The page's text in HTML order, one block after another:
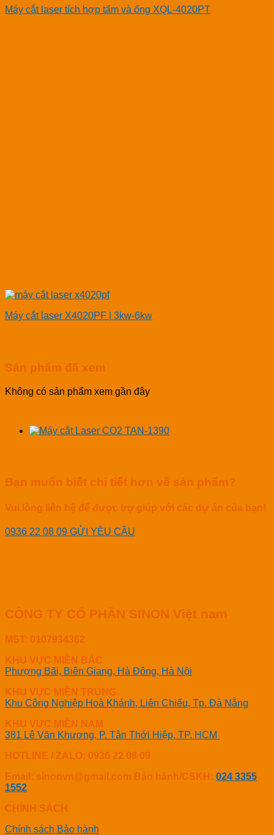
Máy cắt laser tích hợp tấm và ống XQL-4020PT
Máy cắt laser X4020PF | 3kw-6kw
Sản phẩm đã xem
Không có sản phẩm xem gần đây
Bạn muốn biết chi tiết hơn về sản phẩm?
Vui lòng liên hệ để được trợ giúp với các dự án của bạn!
0936 22 08 09 GỬI YÊU CẦU
CÔNG TY CỔ PHẦN SINON Việt nam
MST: 0107934362
KHU VỰC MIỀN BẮC
Phượng Bãi, Biên Giang, Hà Đông, Hà Nội
KHU VỰC MIỀN TRUNG
Khu Công Nghiệp Hoà Khánh, Liên Chiểu, Tp. Đà Nẵng
KHU VỰC MIỀN NAM
381 Lê Văn Khương, P. Tân Thới Hiệp, TP. HCM
HOTLINE / ZALO: 0936 22 08 09
Email: sinonvn@gmail.com Bảo hành/CSKH: 024 3355
1552
CHÍNH SÁCH
Chính sách Bảo hành